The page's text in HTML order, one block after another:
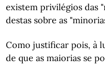
existem privilégios das
destas sobre as
Como justificar pois, à
de que as maiorias se